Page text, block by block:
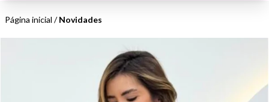
Página inicial /Novidades